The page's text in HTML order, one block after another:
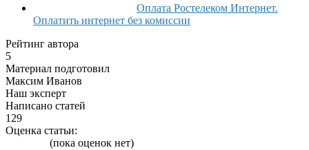
Оплата Ростелеком Интернет.
Оплатить интернет без комиссии
Рейтинг автора
5
Материал подготовил
Максим Иванов
Наш эксперт
Написано статей
129
Оценка статьи:
(пока оценок нет)